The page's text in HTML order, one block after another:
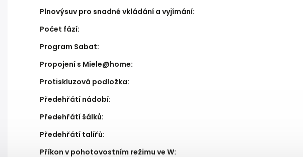
Plnovýsuv pro snadné vkládání a vyjímání:
Počet fází:
Program Sabat:
Propojení s Miele@home:
Protiskluzová podložka:
Předehřátí nádobí:
Předehřátí šálků:
Předehřátí talířů:
Příkon v pohotovostním režimu ve W: